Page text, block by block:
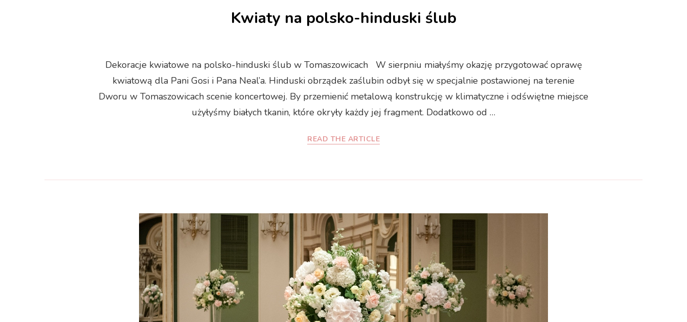
Kwiaty na polsko-hinduski ślub
Dekoracje kwiatowe na polsko-hinduski ślub w Tomaszowicach W sierpniu miałyśmy okazję przygotować oprawę
kwiatową dla Pani Gosi i Pana Neal’a. Hinduski obrządek zaślubin odbył się w specjalnie postawionej na terenie
Dworu w Tomaszowicach scenie koncertowej. By przemienić metalową konstrukcję w klimatyczne i odświętne miejsce
użyłyśmy białych tkanin, które okryły każdy jej fragment. Dodatkowo od …
READ THE ARTICLE